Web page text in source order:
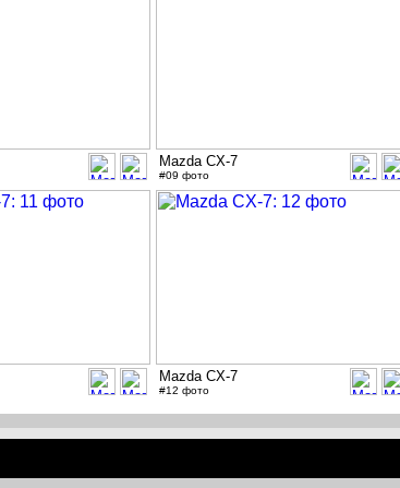
Mazda CX-7
#09 фото
Mazda CX-7
#12 фото